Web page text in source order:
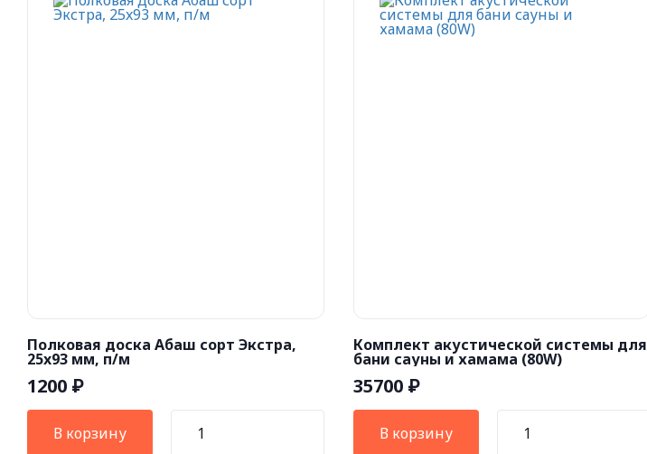
Полковая доска Абаш сорт Экстра,
25x93 мм, п/м
1200 ₽
В корзину
Комплект акустической системы для
бани сауны и хамама (80W)
35700 ₽
В корзину